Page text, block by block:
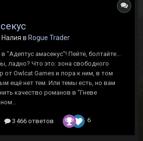
в Rogue Trader
"Адептус амасекус"! Пейте, болтайте...
ладно? Что это: зона свободного
от Owlcat Games и лора к ним, в том
ещё нет тем. Или темы есть, но вам
качество романов в "Гневе
3 466 ответов 6